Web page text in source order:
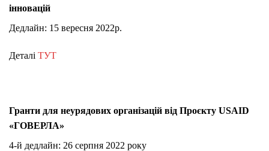
інновацій
Дедлайн: 15 вересня 2022р.
Деталі ТУТ
Гранти для неурядових організацій від Проєкту USAID
«ГОВЕРЛА»
4-й дедлайн: 26 серпня 2022 року